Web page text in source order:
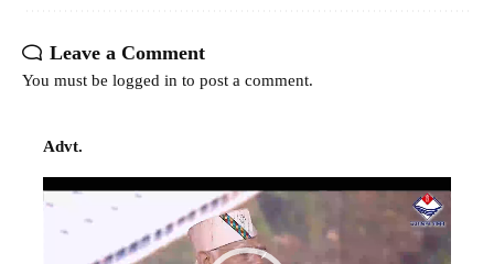
Leave a Comment
You must be logged in to post a comment.
Advt.
Video